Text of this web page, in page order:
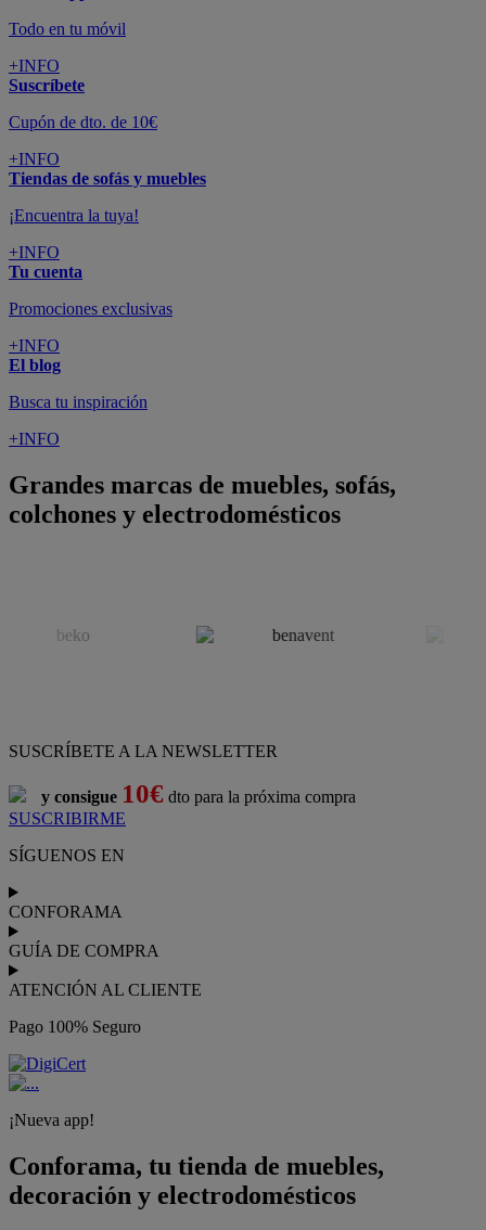
Todo en tu móvil
+INFO
Suscríbete
Cupón de dto. de 10€
+INFO
Tiendas de sofás y muebles
¡Encuentra la tuya!
+INFO
Tu cuenta
Promociones exclusivas
+INFO
El blog
Busca tu inspiración
+INFO
Grandes marcas de muebles, sofás,
colchones y electrodomésticos
SUSCRÍBETE A LA NEWSLETTER
y consigue 10€ dto para la próxima compra
SUSCRIBIRME
SÍGUENOS EN
CONFORAMA
GUÍA DE COMPRA
ATENCIÓN AL CLIENTE
Pago 100% Seguro
¡Nueva app!
Conforama, tu tienda de muebles,
decoración y electrodomésticos